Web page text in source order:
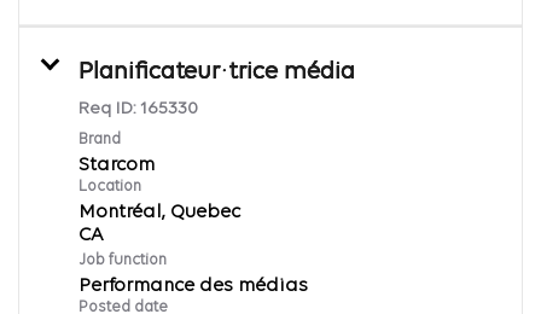
Planificateur·trice média
Req ID: 165330
Brand
Starcom
Location
Montréal, Quebec
Job function
Performance des médias
Posted date